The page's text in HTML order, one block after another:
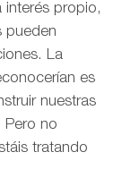
interés propio,
pueden
La
es
nuestras
Pero no
tratando